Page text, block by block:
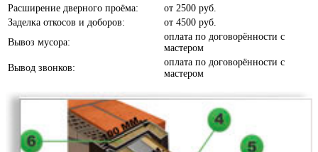
Белое дерево
Белый шелк
Расширение дверного проёма:
от 2500 руб.
Заделка откосов и доборов:
от 4500 руб.
Вывоз мусора:
оплата по договорённости с
мастером
Вывод звонков:
оплата по договорённости с
мастером